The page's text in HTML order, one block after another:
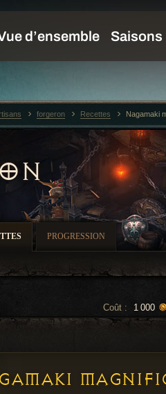
PROGRESSION
Coût : 1 000
forgeron Recettes Nagamaki